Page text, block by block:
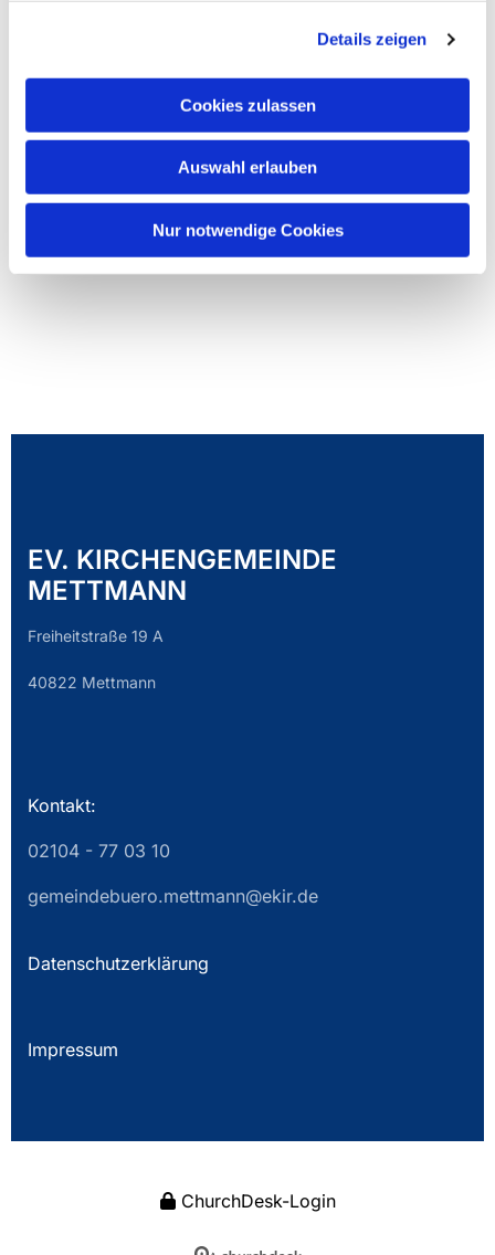
Details zeigen
Cookies zulassen
Auswahl erlauben
Nur notwendige Cookies
EV. KIRCHENGEMEINDE
METTMANN
Freiheitstraße 19 A
40822 Mettmann
Kontakt:
02104 - 77 03 10
gemeindebuero.mettmann@ekir.de
Datenschutzerklärung
Impressum
ChurchDesk-Login